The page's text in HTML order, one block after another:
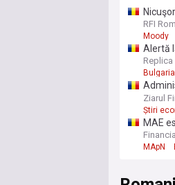
a-şi
RFI
Moody
Alertă
Replica
Bulgaria
11
Ziarul
Știri
MAE
Bulgariei
MApN